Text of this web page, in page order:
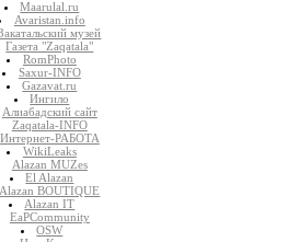
Maarulal.ru
Avaristan.info
музей
Газета "Zaqatala"
RomPhoto
Saxur-INFO
Gazavat.ru
Ингило
Алиабадский сайт
Zaqatala-INFO
Интернет-РАБОТА
WikiLeaks
Alazan MUZes
El Alazan
Alazan BOUTIQUE
Alazan IT
EaPCommunity
OSW